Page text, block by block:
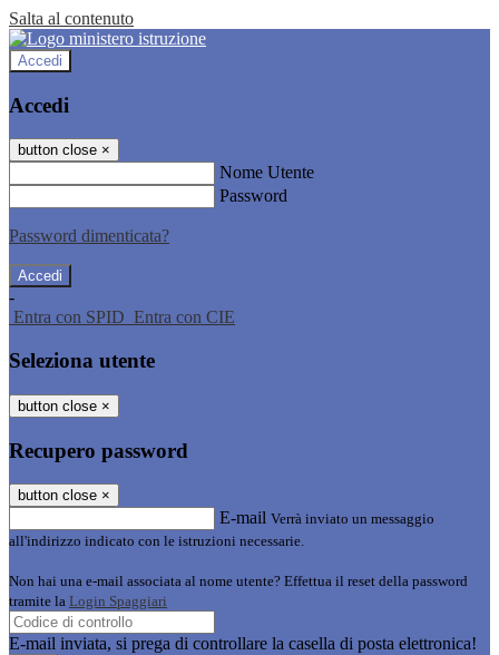
Salta al contenuto
Accedi
Accedi
button close ×
Nome Utente
Password
Password dimenticata?
-
Entra con SPID Entra con CIE
Seleziona utente
button close ×
Recupero password
button close ×
E-mail Verrà inviato un messaggio
all'indirizzo indicato con le istruzioni necessarie.
Non hai una e-mail associata al nome utente? Effettua il reset della password
tramite la Login Spaggiari
E-mail inviata, si prega di controllare la casella di posta elettronica!